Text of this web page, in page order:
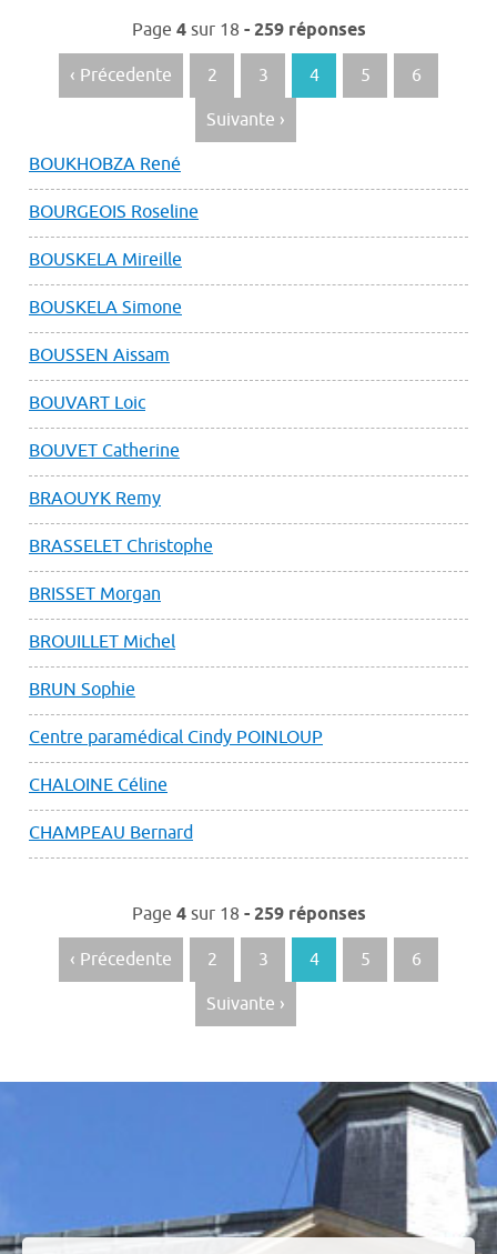
articles
Page 4sur 18 - 259 réponses
‹ Précedente 2 3 4 5
6
Suivante ›
BOUKHOBZA René
BOURGEOIS Roseline
BOUSKELA Mireille
BOUSKELA Simone
BOUSSEN Aissam
BOUVART Loic
BOUVET Catherine
BRAOUYK Remy
BRASSELET Christophe
BRISSET Morgan
BROUILLET Michel
BRUN Sophie
Centre paramédical Cindy POINLOUP
CHALOINE Céline
CHAMPEAU Bernard
articles
Page 4sur 18 - 259 réponses
‹ Précedente 2 3 4 5
6
Suivante ›